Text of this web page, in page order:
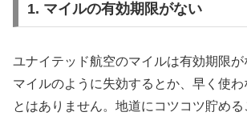
1. マイルの有効期限がない
ユナイテッド航空のマイルは有効期限
マイルのように失効するとか、早く使わ
とはありません。地道にコツコツ貯め